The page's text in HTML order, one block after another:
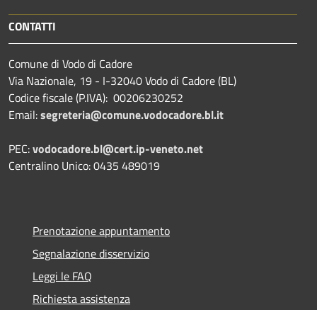
CONTATTI
Comune di Vodo di Cadore
Via Nazionale, 19 - I-32040 Vodo di Cadore (BL)
Codice fiscale (P.IVA): 00206230252
Email:segreteria@comune.vodocadore.bl.it
PEC:vodocadore.bl@cert.ip-veneto.net
Centralino Unico: 0435 489019
Prenotazione appuntamento
Segnalazione disservizio
Leggi le FAQ
Richiesta assistenza